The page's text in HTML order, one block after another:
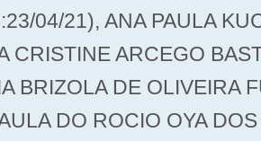
04/21), ANA PAULA
CRISTINE ARCEGO
BRIZOLA DE OLIVEIRA
DO ROCIO OYA